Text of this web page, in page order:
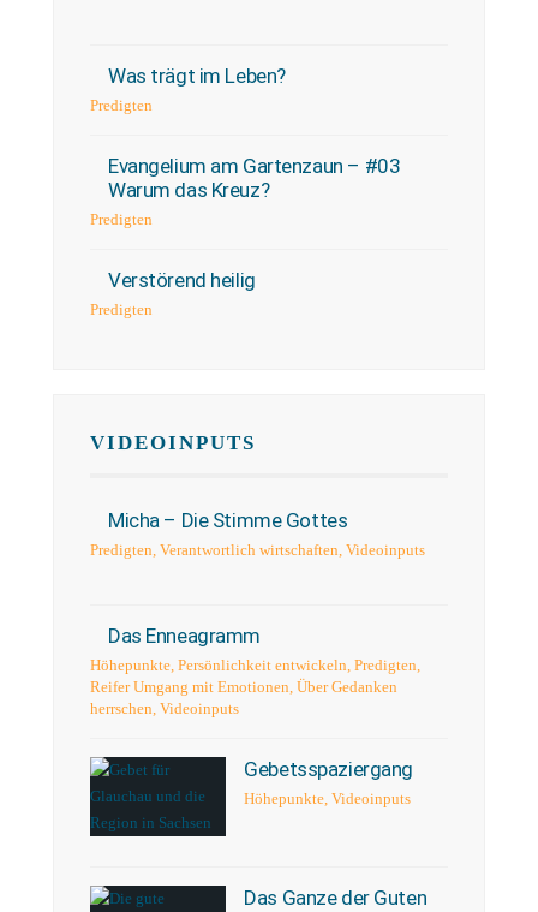
Was trägt im Leben?
Predigten
Evangelium am Gartenzaun – #03
Warum das Kreuz?
Predigten
Verstörend heilig
Predigten
VIDEOINPUTS
Micha – Die Stimme Gottes
Predigten, Verantwortlich wirtschaften, Videoinputs
Das Enneagramm
Höhepunkte, Persönlichkeit entwickeln, Predigten,
Reifer Umgang mit Emotionen, Über Gedanken
herrschen, Videoinputs
Gebetsspaziergang
Höhepunkte,Videoinputs
Das Ganze der Guten